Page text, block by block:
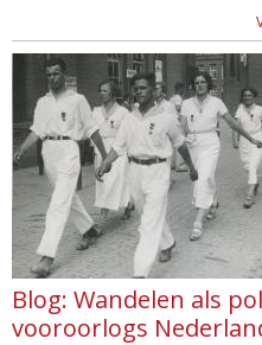
Blog: Wandelen als
vooroorlogs